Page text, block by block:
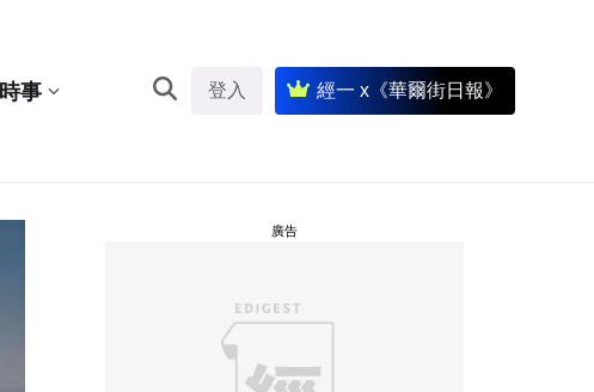
時事 登入 經一 x《華爾街日報》
廣告